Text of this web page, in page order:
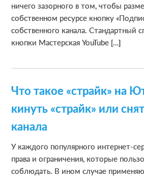
ничего зазорного в том, чтобы
собственном ресурсе кнопку
собственного канала. Стандартный
кнопки Мастерская YouTube […]
Что такое «страйк» на
кинуть «страйк» или
канала
У каждого популярного интернет-
права и ограничения, которые
соблюдать. В ином случае